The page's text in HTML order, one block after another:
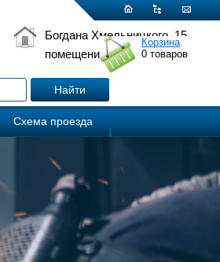
Богдана Хмельницкого, 15
помещение 5
Схема проезда
Корзина
0 товаров